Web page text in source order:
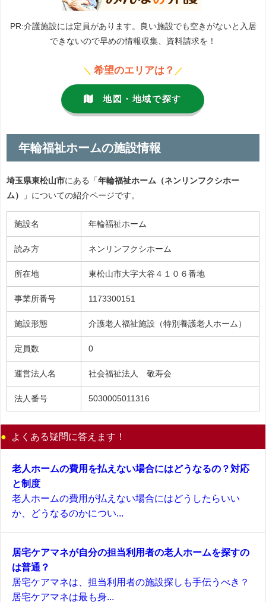
PR:介護施設には定員があります。良い施設でも空きがないと入居
できないので早めの情報収集、資料請求を！
＼ 希望のエリアは？ ／
地図・地域で探す
年輪福祉ホームの施設情報
埼玉県東松山市にある「 年輪福祉ホーム（ネンリンフクシホー
ム）
」についての紹介ページです。
施設名 年輪福祉ホーム
読み方 ネンリンフクシホーム
所在地 東松山市大字大谷４１０６番地
事業所番号 1173300151
施設形態 介護老人福祉施設（特別養護老人ホーム）
定員数 0
運営法人名 社会福祉法人 敬寿会
法人番号 5030005011316
よくある疑問に答えます！
老人ホームの費用を払えない場合にはどうなるの？対応
と制度
老人ホームの費用が払えない場合にはどうしたらいい
か、どうなるのかについ...
居宅ケアマネが自分の担当利用者の老人ホームを探すの
は普通？
居宅ケアマネは、担当利用者の施設探しも手伝うべき？
居宅ケアマネは最も身...